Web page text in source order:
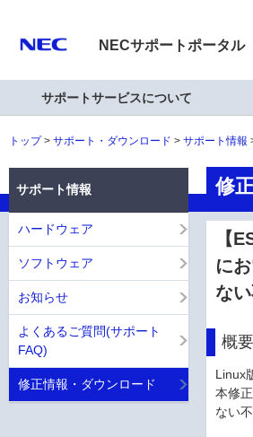
NECサポートポータル
サポートサービスについて
トップ サポート・ダウンロード サポート情報
修
【
に
な
概要
Linux
本修
ない
サポート情報
ハードウェア
ソフトウェア
お知らせ
よくあるご質問(サポート
FAQ)
修正情報・ダウンロード